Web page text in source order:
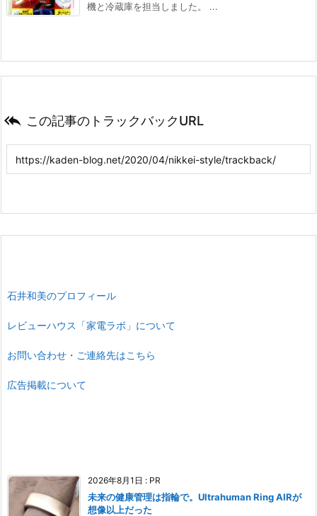
機と冷蔵庫を担当しました。 ...
 この記事のトラックバックURL
石井和美のプロフィール
レビューハウス「家電ラボ」について
お問い合わせ・ご連絡先はこちら
広告掲載について
2026年8月1日 : PR
未来の健康管理は指輪で。Ultrahuman Ring AIRが
想像以上だった